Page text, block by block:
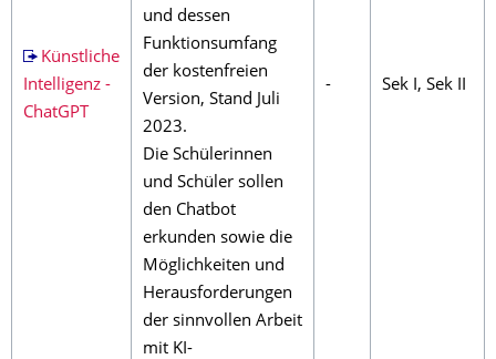
Künstliche
Intelligenz -
ChatGPT
und dessen
Funktionsumfang
der kostenfreien
Version, Stand Juli
2023.
Die Schülerinnen
und Schüler sollen
den Chatbot
erkunden sowie die
Möglichkeiten und
Herausforderungen
der sinnvollen Arbeit
mit KI-
- Sek I, Sek II